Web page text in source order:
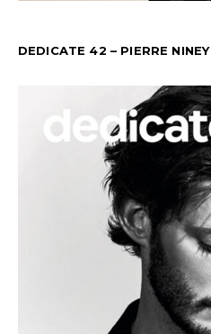
DEDICATE 42 – PIERRE NINEY